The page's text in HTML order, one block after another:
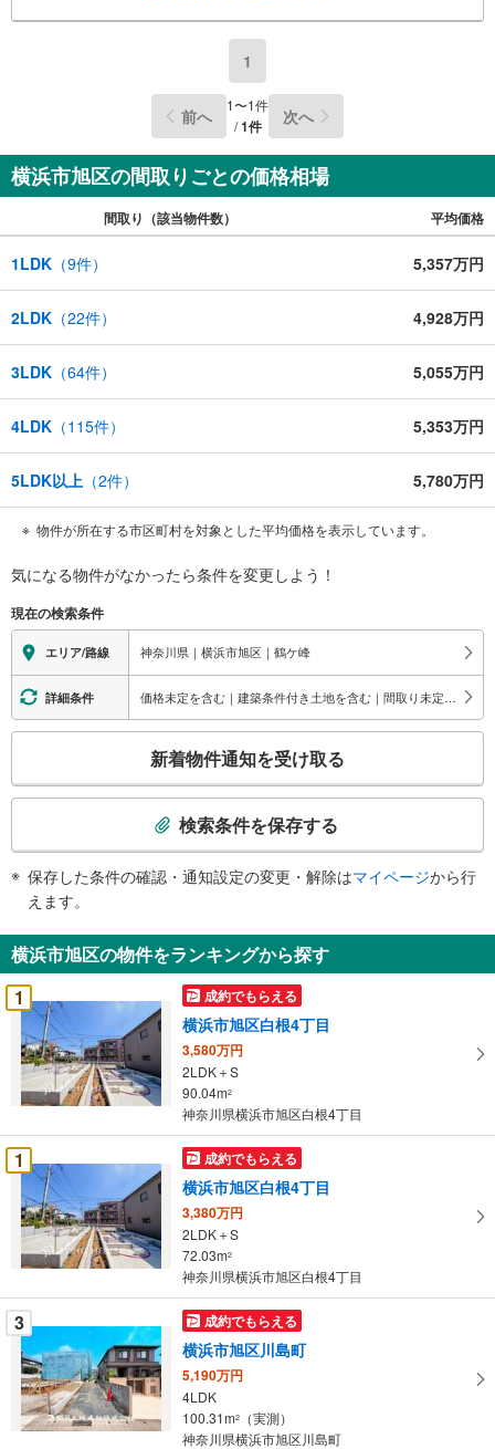
方も大歓迎です！年間8000棟以上の限定物件を発表してい
ぜひお気軽にご連絡・ご相談ください！※限定物件:当社の
み、もしくは当社を含めた数社でのみご紹介可能なオープ
ンハウス・ディベロップメントの物件
1
前へ 1〜1件
/1件 次へ
横浜市旭区の間取りごとの価格相場
間取り（該当物件数） 平均価格
1LDK （9件） 5,357万円
2LDK （22件） 4,928万円
3LDK （64件） 5,055万円
4LDK （115件） 5,353万円
5LDK以上 （2件） 5,780万円
物件が所在する市区町村を対象とした平均価格を表示しています。
気になる物件がなかったら条件を変更しよう！
現在の検索条件
エリア/路線 神奈川県｜横浜市旭区｜鶴ケ峰
詳細条件 価格未定を含む｜建築条件付き土地を含む｜間取り未定を含む
検
知
を
受
け
取
る
・
条
件
を
マ
イ
ペ
ー
に
保
存
す
る
新着物件通知を受け取る
検索条件を保存する
保存した条件の確認・通知設定の変更・解除はマイページから行
えます。
横浜市旭区の物件をランキングから探す
1
成約でもらえる
横浜市旭区白根4丁目
3,580万円
2LDK＋S
90.04m2
神奈川県横浜市旭区白根4丁目
1 成約でもらえる
横浜市旭区白根4丁目
3,380万円
2LDK＋S
72.03m2
神奈川県横浜市旭区白根4丁目
3 成約でもらえる
横浜市旭区川島町
5,190万円
4LDK
100.31m2
（実測）
神奈川県横浜市旭区川島町